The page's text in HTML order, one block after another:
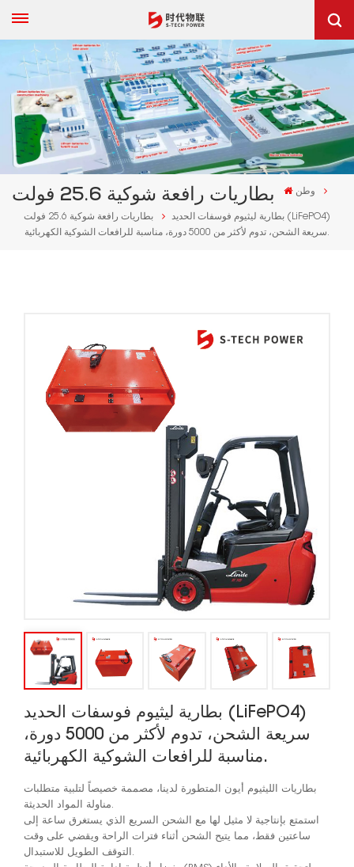
بطاريات رافعة شوكية 25.6 فولت وطن
بطاريات رافعة شوكية 25.6 فولت
بطارية ليثيوم فوسفات الحديد (LiFePO4)
سريعة الشحن، تدوم لأكثر من 5000 دورة، مناسبة للرافعات الشوكية الكهربائية.
بطارية ليثيوم فوسفات الحديد (LiFePO4)
سريعة الشحن، تدوم لأكثر من 5000 دورة،
مناسبة للرافعات الشوكية الكهربائية.
بطاريات الليثيوم أيون المتطورة لدينا، مصممة خصيصاً لتلبية متطلبات
مناولة المواد الحديثة.
استمتع بإنتاجية لا مثيل لها مع الشحن السريع الذي يستغرق ساعة إلى
ساعتين فقط، مما يتيح الشحن أثناء فترات الراحة ويقضي على وقت
التوقف الطويل للاستبدال.